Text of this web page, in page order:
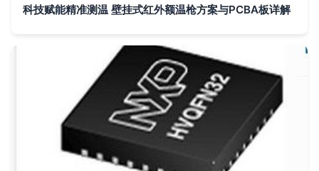
科技赋能精准测温 壁挂式红外额温枪方案与PCBA板详解